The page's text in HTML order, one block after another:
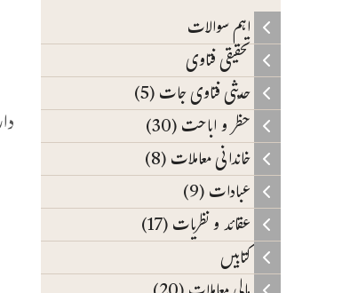
اہم سوالات
تحقیقی فتاوی
حدیثی فتاوی جات (5)
حظر و اباحت (30)
خاندانی معاملات (8)
عبادات (9)
عقائد و نظریات (17)
کتابیں